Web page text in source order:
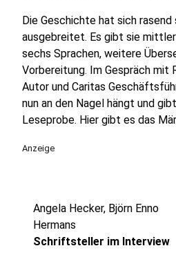
Die Geschichte hat sich
ausgebreitet. Es gibt sie
sechs Sprachen, weitere
Vorbereitung. Im Gespräch mit
Autor und Caritas
nun an den Nagel hängt und
Leseprobe. Hier gibt es das
Anzeige
Angela Hecker, Björn Enno
Hermans
Schriftsteller im Interview